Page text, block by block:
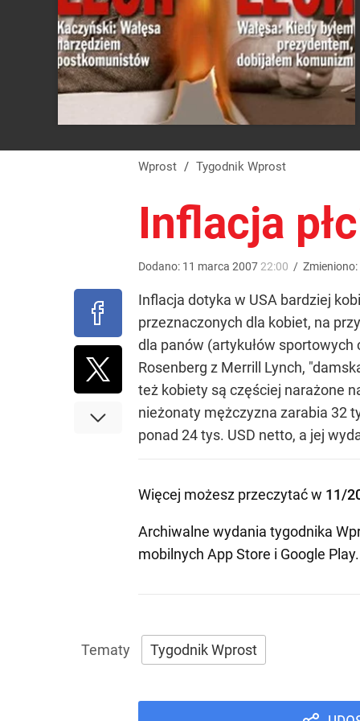
Wprost / Tygodnik Wprost
Inflacja
Dodano: 11 marca 2007 22:00 / Zmieniono:
Inflacja dotyka w USA bardziej
przeznaczonych dla kobiet, na
dla panów (artykułów sportowych
Rosenberg z Merrill Lynch,
też kobiety są częściej narażone
nieżonaty mężczyzna zarabia 32
ponad 24 tys. USD netto, a jej
Więcej możesz przeczytać w 11/
Archiwalne wydania tygodnika
mobilnych App Store i Google Play.
Tygodnik Wprost